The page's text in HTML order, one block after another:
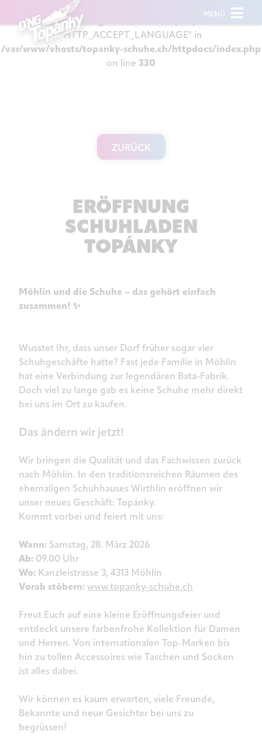
Warning
"HTTP_ACCEPT_LANGUAGE" in
/var/www/vhosts/topanky-schuhe.ch/httpdocs/index.php
on line 330
MENÜ
ZURÜCK
ERÖFFNUNG
SCHUHLADEN
TOPÁNKY
Möhlin und die Schuhe – das gehört einfach
zusammen! ✨
Wusstet Ihr, dass unser Dorf früher sogar vier
Schuhgeschäfte hatte? Fast jede Familie in Möhlin
hat eine Verbindung zur legendären Bata-Fabrik.
Doch viel zu lange gab es keine Schuhe mehr direkt
bei uns im Ort zu kaufen.
Das ändern wir jetzt!
Wir bringen die Qualität und das Fachwissen zurück
nach Möhlin. In den traditionsreichen Räumen des
ehemaligen Schuhhauses Wirthlin eröffnen wir
unser neues Geschäft: Topánky.
Kommt vorbei und feiert mit uns:
Wann: Samstag, 28. März 2026
Ab: 09.00 Uhr
Wo: Kanzleistrasse 3, 4313 Möhlin
Vorab stöbern: www.topanky-schuhe.ch
Freut Euch auf eine kleine Eröffnungsfeier und
entdeckt unsere farbenfrohe Kollektion für Damen
und Herren. Von internationalen Top-Marken bis
hin zu tollen Accessoires wie Taschen und Socken
ist alles dabei.
Wir können es kaum erwarten, viele Freunde,
Bekannte und neue Gesichter bei uns zu
begrüssen!